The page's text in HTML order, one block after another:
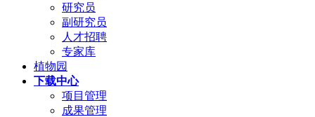
研究员
副研究员
人才招聘
专家库
植物园
下载中心
项目管理
成果管理